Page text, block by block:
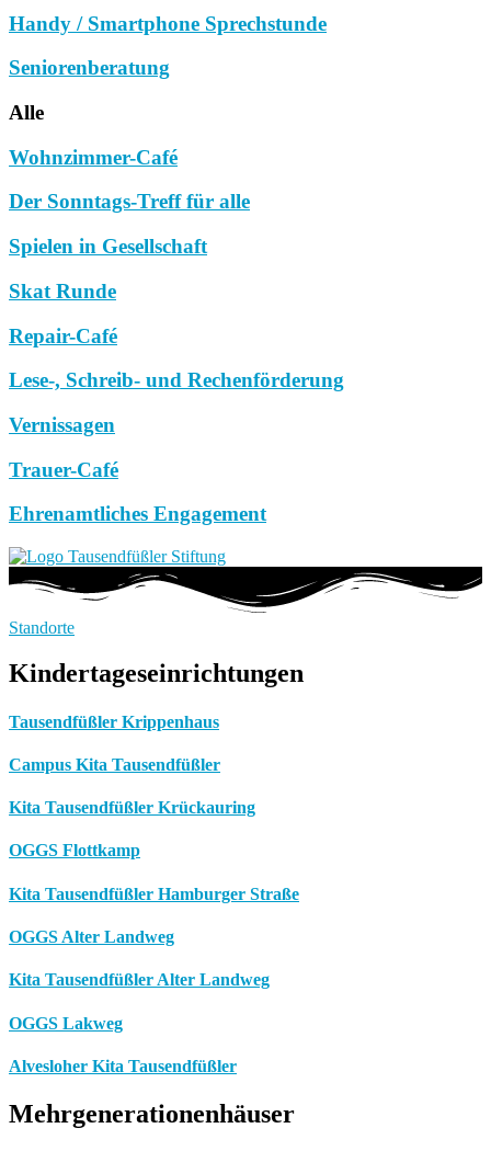
Handy / Smartphone Sprechstunde
Seniorenberatung
Alle
Wohnzimmer-Café
Der Sonntags-Treff für alle
Spielen in Gesellschaft
Skat Runde
Repair-Café
Lese-, Schreib- und Rechenförderung
Vernissagen
Trauer-Café
Ehrenamtliches Engagement
Standorte
Kindertageseinrichtungen
Tausendfüßler Krippenhaus
Campus Kita Tausendfüßler
Kita Tausendfüßler Krückauring
OGGS Flottkamp
Kita Tausendfüßler Hamburger Straße
OGGS Alter Landweg
Kita Tausendfüßler Alter Landweg
OGGS Lakweg
Alvesloher Kita Tausendfüßler
Mehrgenerationenhäuser